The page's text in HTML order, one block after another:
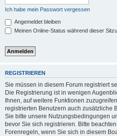
Ich habe mein Passwort vergessen
Angemeldet bleiben
Meinen Online-Status während dieser
REGISTRIEREN
Sie müssen in diesem Forum registriert
Die Registrierung ist in wenigen
Ihnen, auf weitere Funktionen
registrierten Benutzern auch zusätzliche
Sie bitte unsere Nutzungsbedingungen
bevor Sie sich registrieren. Bitte
Forenregeln, wenn Sie sich in diesem